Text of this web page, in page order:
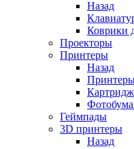
Назад
Коврики
Проекторы
Принтеры
Назад
Геймпады
3D принтеры
Назад